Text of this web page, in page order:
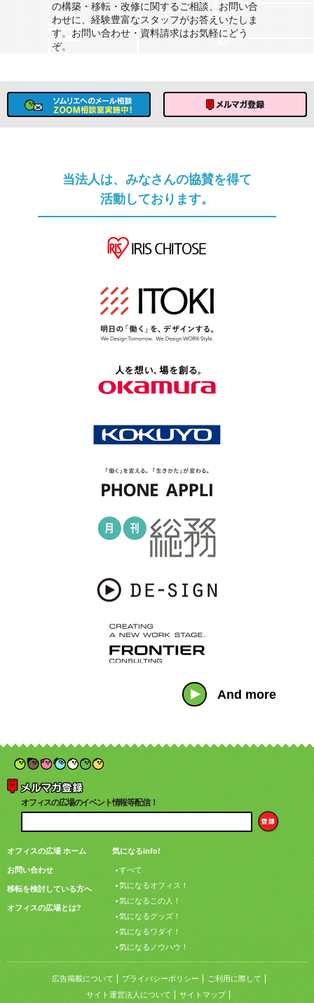
の構築・移転・改修に関するご相談、お問い合
わせに、経験豊富なスタッフがお答えいたしま
す。お問い合わせ・資料請求はお気軽にどう
ぞ。
当法人は、みなさんの協賛を得て
活動しております。
And more
オフィスの広場のイベント情報等配信！
オフィスの広場 ホーム
お問い合わせ
移転を検討している方へ
オフィスの広場とは?
気になるinfo!
すべて
気になるオフィス！
気になるこの人！
気になるグッズ！
気になるワダイ！
気になるノウハウ！
広告掲載について プライバシーポリシー
ご利用に際して
サイト運営法人について
サイトマップ